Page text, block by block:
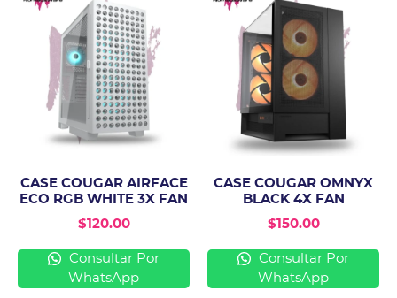
CASE COUGAR AIRFACE
ECO RGB WHITE 3X FAN
$120.00
Consultar Por
WhatsApp
CASE COUGAR OMNYX
BLACK 4X FAN
$150.00
Consultar Por
WhatsApp